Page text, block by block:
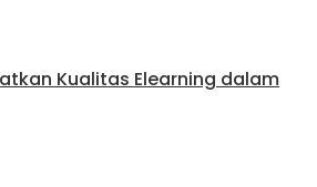
Kualitas Elearning dalam